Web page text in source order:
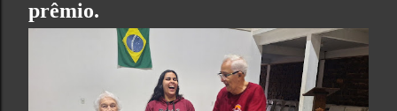
prêmio.